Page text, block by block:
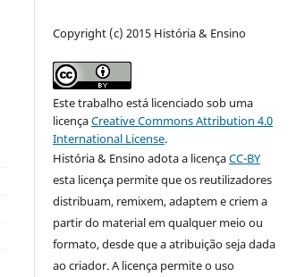
Copyright (c) 2015 História & Ensino
Este trabalho está licenciado sob uma
licençaCreative Commons Attribution 4.0
International License.
História & Ensino adota a licençaCC-BY
esta licença permite que os reutilizadores
distribuam, remixem, adaptem e criem a
partir do material em qualquer meio ou
formato, desde que a atribuição seja dada
ao criador. A licença permite o uso